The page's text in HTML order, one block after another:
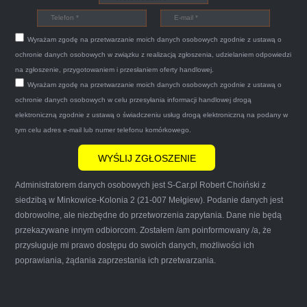
Car.pl sprzedałam swoją wysłużoną corsinę
tego samego dnia miły grzeczny pan przyjechał
po trzech godzinach autolawetą sprawnie
zapakował auto wypisał dokumenty i wypłacił
gotówkę.Zdecydowanie mogę polecić tą firmę
mnie do skorzystania z ich usług przekonało to
że są na FACEBOOKU i każdy tam może
wyrazić opinię na ich temat.
Iwona Górska
Wyrażam zgodę na przetwarzanie moich danych osobowych zgodnie z ustawą o
ochronie danych osobowych w związku z realizacją zgłoszenia, udzielaniem odpowiedzi
na zgłoszenie, przygotowaniem i przesłaniem oferty handlowej.
Wyrażam zgodę na przetwarzanie moich danych osobowych zgodnie z ustawą o
ochronie danych osobowych w celu przesyłania informacji handlowej drogą
elektroniczną zgodnie z ustawą o świadczeniu usług drogą elektroniczną na podany w
tym celu adres e-mail lub numer telefonu komórkowego.
Administratorem danych osobowych jest S-Car.pl Robert Choiński z
siedzibą w Minkowice-Kolonia 2 (21-007 Mełgiew). Podanie danych jest
dobrowolne, ale niezbędne do przetworzenia zapytania. Dane nie będą
przekazywane innym odbiorcom. Zostałem /am poinformowany /a, że
przysługuje mi prawo dostępu do swoich danych, możliwości ich
poprawiania, żądania zaprzestania ich przetwarzania.